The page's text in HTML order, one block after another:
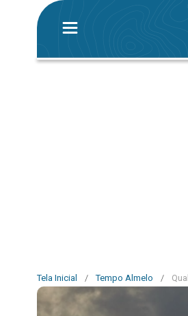
Tela Inicial / Tempo Almelo /